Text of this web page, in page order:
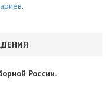
.
России.